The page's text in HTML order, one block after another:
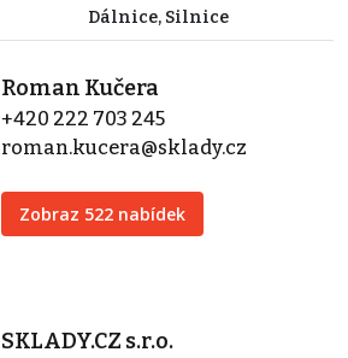
Dálnice, Silnice
Roman Kučera
+420 222 703 245
roman.kucera@sklady.cz
Zobraz 522 nabídek
SKLADY.CZ s.r.o.